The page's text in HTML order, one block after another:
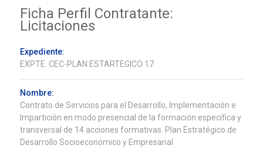
Ficha Perfil Contratante:
Licitaciones
Expediente:
EXPTE. CEC-PLAN ESTARTEGICO 17
Nombre:
Contrato de Servicios para el Desarrollo, Implementación e
Impartición en modo presencial de la formación específica y
transversal de 14 acciones formativas. Plan Estratégico de
Desarrollo Socioeconómico y Empresarial